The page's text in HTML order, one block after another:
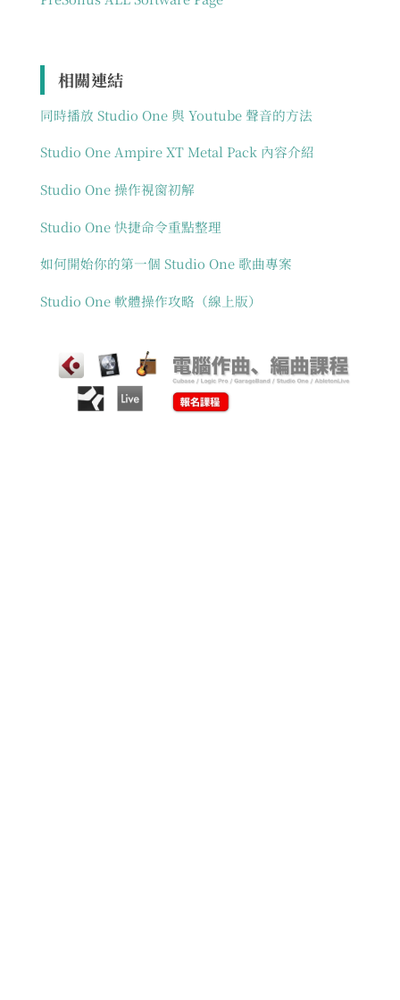
相關連結
同時播放 Studio One 與 Youtube 聲音的方法
Studio One Ampire XT Metal Pack 內容介紹
Studio One 操作視窗初解
Studio One 快捷命令重點整理
如何開始你的第一個 Studio One 歌曲專案
Studio One 軟體操作攻略（線上版）